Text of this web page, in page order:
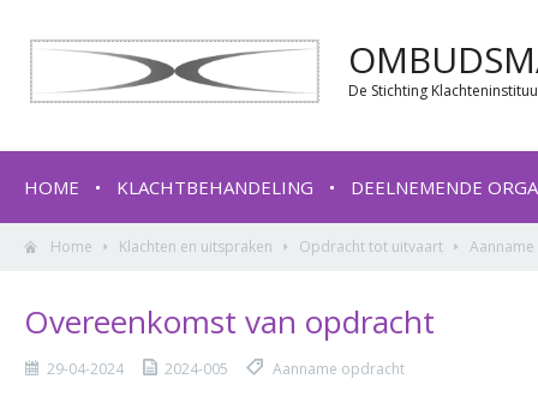
De Stichting
HOME KLACHTBEHANDELING DEELNEMENDE
Home Klachten en uitspraken Opdracht tot uitvaart
Overeenkomst van opdracht
29-04-2024 2024-005 Aanname opdracht